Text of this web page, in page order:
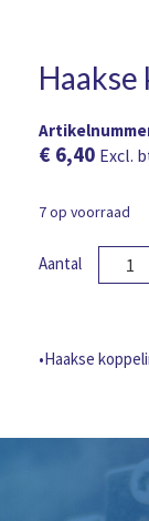
€ 6,40 Excl.
7 op voorraad
Aantal
Haakse
•Haakse